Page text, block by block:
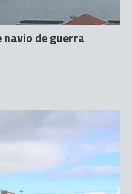
navio de guerra